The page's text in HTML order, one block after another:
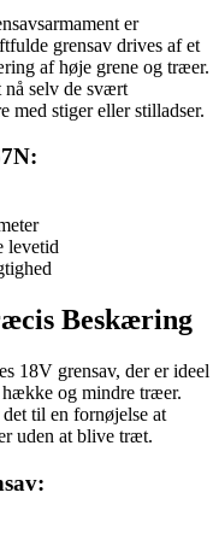
er
grensav drives af et
af høje grene og træer.
nå selv de svært
med stiger eller stilladser.
levetid
Beskæring
18V grensav, der er ideel
og mindre træer.
til en fornøjelse at
uden at blive træt.